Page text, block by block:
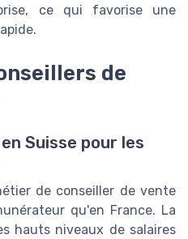
ce qui favorise une
de
Suisse pour les
de conseiller de vente
qu'en France. La
hauts niveaux de salaires